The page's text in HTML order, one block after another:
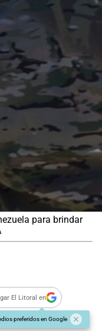
para brindar
El Litoral en
preferidos en Google